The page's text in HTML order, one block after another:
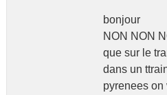
bonjour
NON NON
que sur le
dans un
pyrenees on